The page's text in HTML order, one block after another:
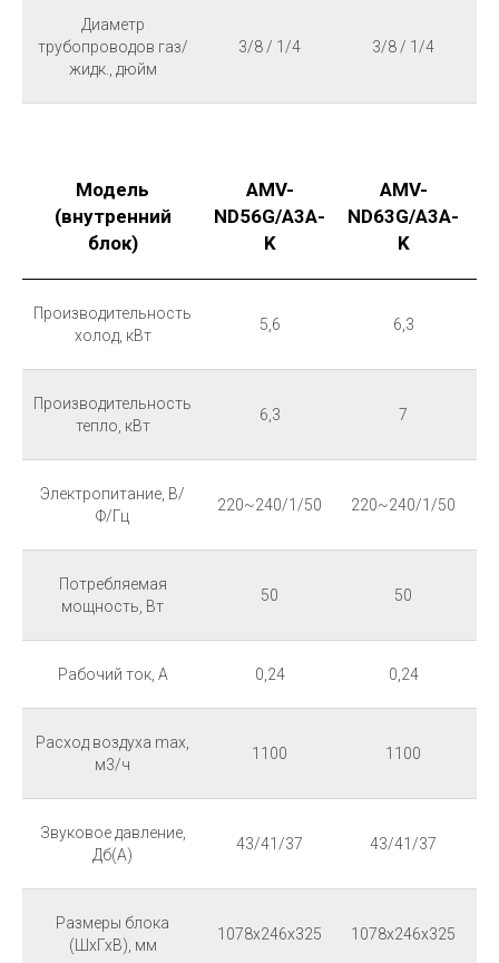
Диаметр
трубопроводов газ/
жидк., дюйм
3/8 / 1/4 3/8 / 1/4
Модель
(внутренний
блок)
AMV-
ND56G/A3A-
K
AMV-
ND63G/A3A-
K
Производительность
холод, кВт
5,6 6,3
Производительность
тепло, кВт
6,3 7
Электропитание, В/
Ф/Гц
220~240/1/50 220~240/1/50
Потребляемая
мощность, Вт
50 50
Рабочий ток, А 0,24 0,24
Расход воздуха max,
м3/ч
1100 1100
Звуковое давление,
Дб(А)
43/41/37 43/41/37
Размеры блока
(ШхГхВ), мм
1078x246x325 1078x246x325